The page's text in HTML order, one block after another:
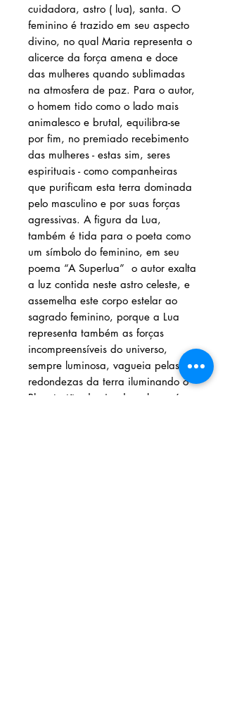
cuidadora, astro ( lua), santa. O
feminino é trazido em seu aspecto
divino, no qual Maria representa o
alicerce da força amena e doce
das mulheres quando sublimadas
na atmosfera de paz. Para o autor,
o homem tido como o lado mais
animalesco e brutal, equilibra-se
por fim, no premiado recebimento
das mulheres - estas sim, seres
espirituais - como companheiras
que purificam esta terra dominada
pelo masculino e por suas forças
agressivas. A figura da Lua,
também é tida para o poeta como
um símbolo do feminino, em seu
poema “A Superlua” o autor exalta
a luz contida neste astro celeste, e
assemelha este corpo estelar ao
sagrado feminino, porque a Lua
representa também as forças
incompreensíveis do universo,
sempre luminosa, vagueia pelas
redondezas da terra iluminando o
Planeta tão dominado pelo egoísmo